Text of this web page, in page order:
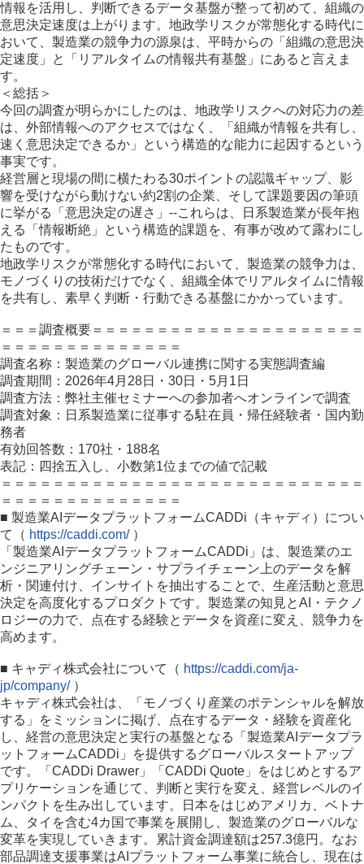
情報を活用し、判断できるデータ基盤が整って初めて、組織の
意思決定速度は上がります。地政学リスクが常態化する時代に
おいて、製造業の競争力の源泉は、平時からの「組織の意思決
定速度」と「リアルタイムの情報共有基盤」にあると言えま
す。
＜総括＞
今回の調査が明らかにしたのは、地政学リスクへの対応力の差
は、外部情報へのアクセスではなく、「組織が情報を共有し、
速く意思決定できるか」という構造的な能力に起因するという
事実です。
経営層と現場の間に横たわる30ポイントの認識ギャップ、影
響を受けながら動けない約2割の企業、そして課題要因の筆頭
に挙がる「意思決定の遅さ」--これらは、日系製造業が長年抱
える「情報断絶」という構造的課題を、有事が改めて露わにし
たものです。
地政学リスクが常態化する時代において、製造業の競争力は、
モノづくりの技術だけでなく、組織全体でリアルタイムに情報
を共有し、素早く判断・行動できる基盤にかかっています。
＝＝＝調査概要＝＝＝＝＝＝＝＝＝＝＝＝＝＝＝＝＝＝＝＝＝
＝＝＝＝＝＝＝＝＝＝＝＝＝＝
調査名称：製造業のグローバル連携に関する実態調査編
調査期間：2026年4月28日・30日・5月1日
調査方法：弊社主催セミナーへの参加者へオンラインで調査
調査対象：日系製造業に従事する駐在員・帰任経験者・国内勤
務者
有効回答数：170社・188名
表記：四捨五入し、小数第1位までの値で記載
＝＝＝＝＝＝＝＝＝＝＝＝＝＝＝＝＝＝＝＝＝＝＝＝＝＝＝＝
＝＝＝＝＝＝＝＝＝＝＝＝＝＝
■ 製造業AIデータプラットフォームCADDi（キャディ）につい
て（ https://caddi.com/）
「製造業AIデータプラットフォームCADDi」は、製造業のエ
ンジニアリングチェーン・サプライチェーン上のデータを解
析・関連付け、インサイトを抽出することで、生産活動と意思
決定を高度化するプロダクトです。製造業の知見とAI・テクノ
ロジーの力で、点在する経験とデータを資産に変え、競争力を
高めます。
■ キャディ株式会社について（ https://caddi.com/ja-
jp/company/）
キャディ株式会社は、「モノづくり産業のポテンシャルを解放
する」をミッションに掲げ、点在するデータ・経験を資産化
し、経営の意思決定と実行の基盤となる「製造業AIデータプラ
ットフォームCADDi」を提供するグローバルスタートアップ
です。「CADDi Drawer」「CADDi Quote」をはじめとするア
プリケーションを通じて、判断と実行を変え、経営レベルのイ
ンパクトを生み出しています。日本をはじめアメリカ、ベトナ
ム、タイを含む4カ国で事業を展開し、製造業のグローバルな
変革を実現していきます。累計資金調達額は257.3億円。なお
部品調達支援事業はAIプラットフォーム事業に統合し、現在は